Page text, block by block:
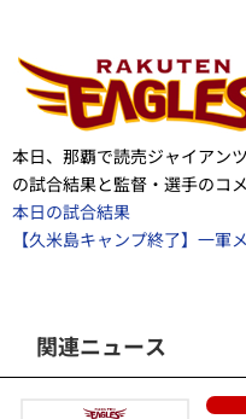
本日、那覇で読売ジャイアン
の試合結果と監督・選手のコ
本日の試合結果
【久米島キャンプ終了】一軍
関連ニュース